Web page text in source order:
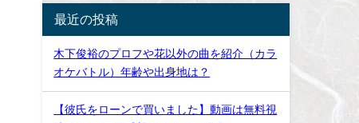
最近の投稿
木下俊裕のプロフや花以外の曲を紹介（カラ
オケバトル）年齢や出身地は？
【彼氏をローンで買いました】動画は無料視